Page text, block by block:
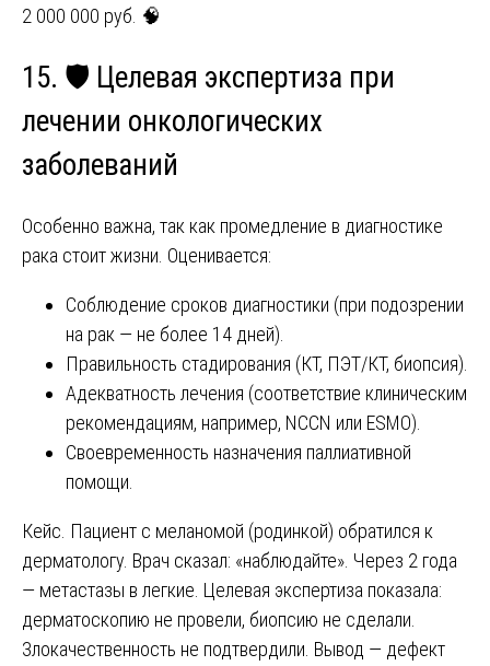
2 000 000 руб. 🧠
15. 🛡️ Целевая экспертиза при
лечении онкологических
заболеваний
Особенно важна, так как промедление в диагностике
рака стоит жизни. Оценивается:
Соблюдение сроков диагностики (при подозрении
на рак — не более 14 дней).
Правильность стадирования (КТ, ПЭТ/КТ, биопсия).
Адекватность лечения (соответствие клиническим
рекомендациям, например, NCCN или ESMO).
Своевременность назначения паллиативной
помощи.
Кейс. Пациент с меланомой (родинкой) обратился к
дерматологу. Врач сказал: «наблюдайте». Через 2 года
— метастазы в легкие. Целевая экспертиза показала:
дерматоскопию не провели, биопсию не сделали.
Злокачественность не подтвердили. Вывод — дефект